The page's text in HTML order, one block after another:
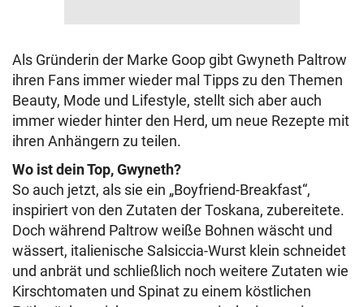
Als Gründerin der Marke Goop gibt Gwyneth Paltrow
ihren Fans immer wieder mal Tipps zu den Themen
Beauty, Mode und Lifestyle, stellt sich aber auch
immer wieder hinter den Herd, um neue Rezepte mit
ihren Anhängern zu teilen.
Wo ist dein Top, Gwyneth?
So auch jetzt, als sie ein „Boyfriend-Breakfast“,
inspiriert von den Zutaten der Toskana, zubereitete.
Doch während Paltrow weiße Bohnen wäscht und
wässert, italienische Salsiccia-Wurst klein schneidet
und anbrät und schließlich noch weitere Zutaten wie
Kirschtomaten und Spinat zu einem köstlichen